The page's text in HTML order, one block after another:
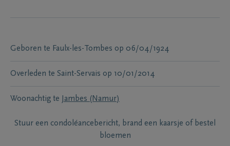
Geboren te Faulx-les-Tombes op 06/04/1924
Overleden te Saint-Servais op 10/01/2014
Woonachtig te Jambes (Namur)
Stuur een condoléancebericht, brand een kaarsje of bestel
bloemen